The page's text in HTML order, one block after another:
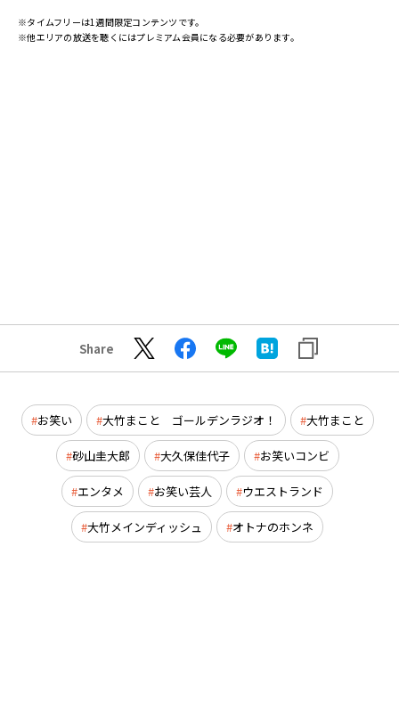
※タイムフリーは1週間限定コンテンツです。
※他エリアの放送を聴くにはプレミアム会員になる必要があります。
Share
お笑い 大竹まこと ゴールデンラジオ！ 大竹まこと
砂山圭大郎 大久保佳代子 お笑いコンビ
エンタメ お笑い芸人 ウエストランド
大竹メインディッシュ オトナのホンネ